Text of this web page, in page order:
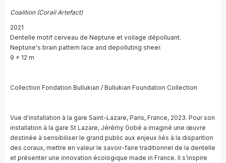
Coalition (Corail Artefact)
2021
Dentelle motif cerveau de Neptune et voilage dépolluant.
Neptune's brain pattern lace and depolluting sheer.
9 x 12 m
Collection Fondation Bullukian / Bullukian Foundation Collection
Vue d'installation à la gare Saint-Lazare, Paris, France, 2023. Pour son
installation à la gare St Lazare, Jérémy Gobé a imaginé une œuvre
destinée à sensibiliser le grand public aux enjeux liés à la disparition
des coraux, mettre en valeur le savoir-faire traditionnel de la dentelle
et présenter une innovation écologique made in France. Il s’inspire